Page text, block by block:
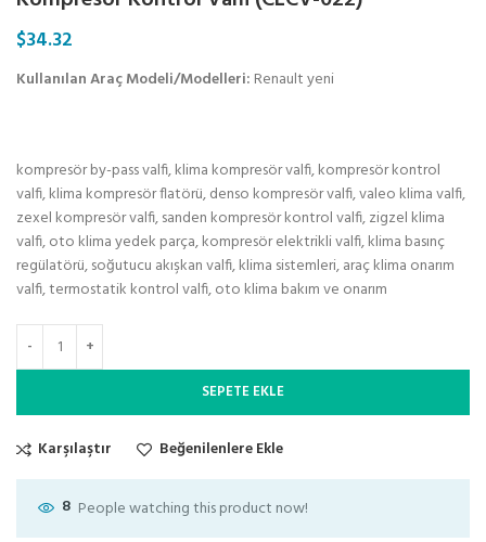
$34.32
Kullanılan Araç Modeli/Modelleri: Renault yeni
kompresör by-pass valfi, klima kompresör valfi, kompresör kontrol
valfi, klima kompresör flatörü, denso kompresör valfi, valeo klima valfi,
zexel kompresör valfi, sanden kompresör kontrol valfi, zigzel klima
valfi, oto klima yedek parça, kompresör elektrikli valfi, klima basınç
regülatörü, soğutucu akışkan valfi, klima sistemleri, araç klima onarım
valfi, termostatik kontrol valfi, oto klima bakım ve onarım
SEPETE EKLE
Karşılaştır Beğenilenlere Ekle
8 People watching this product now!